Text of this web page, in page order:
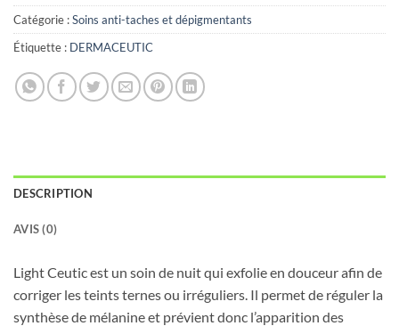
Catégorie :Soins anti-taches et dépigmentants
Étiquette : DERMACEUTIC
DESCRIPTION
AVIS (0)
Light Ceutic est un soin de nuit qui exfolie en douceur afin de
corriger les teints ternes ou irréguliers. Il permet de réguler la
synthèse de mélanine et prévient donc l’apparition des